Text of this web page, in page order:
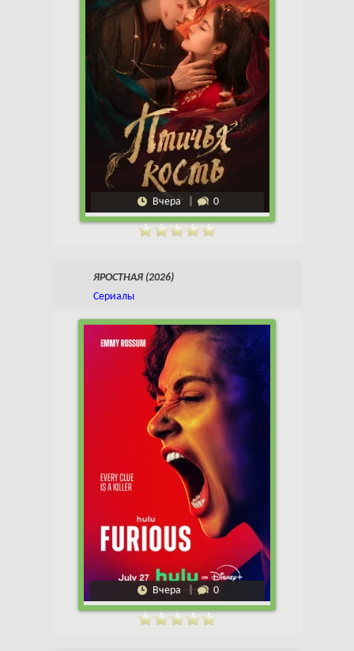
Вчера 0
ЯРОСТНАЯ (2026)
Сериалы
Вчера 0